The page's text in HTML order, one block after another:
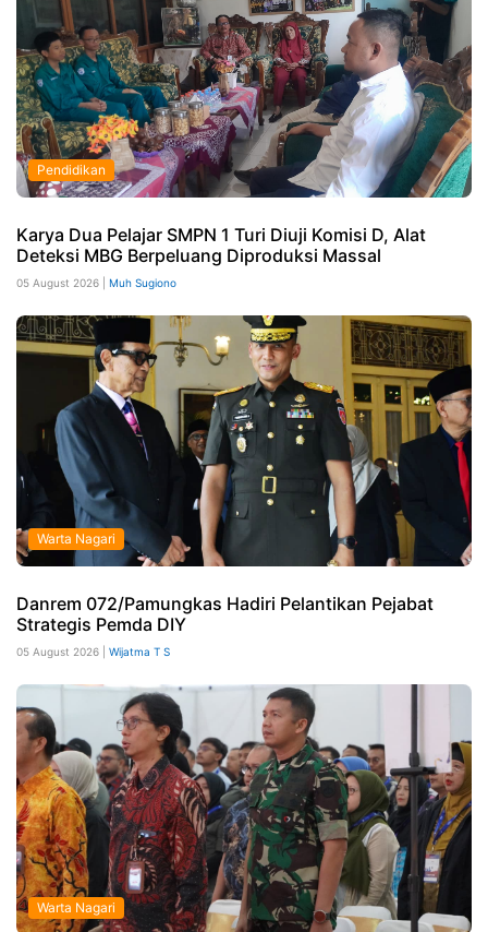
Pendidikan
Karya Dua Pelajar SMPN 1 Turi Diuji Komisi D, Alat
Deteksi MBG Berpeluang Diproduksi Massal
05 August 2026 | Muh Sugiono
Warta Nagari
Danrem 072/Pamungkas Hadiri Pelantikan Pejabat
Strategis Pemda DIY
05 August 2026 | Wijatma T S
Warta Nagari